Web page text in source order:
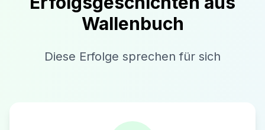
Wallenbuch
Diese Erfolge sprechen für sich